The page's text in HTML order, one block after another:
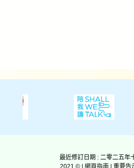
最近修訂日期 : 二零二五年
2021 © | 網頁指南 重要告